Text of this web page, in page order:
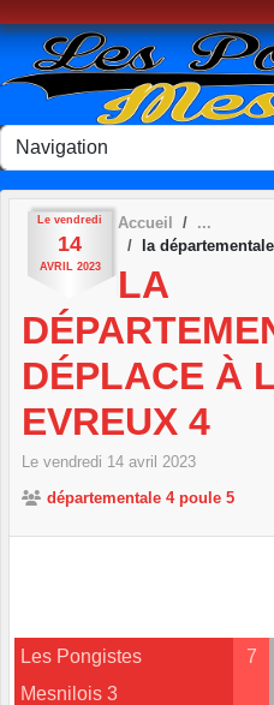
Le vendredi
14
AVRIL 2023
Accueil
la
LA
DÉPLACE À
EVREUX 4
Le vendredi 14 avril 2023
départementale 4 poule 5
Les Pongistes
Mesnilois 3
7